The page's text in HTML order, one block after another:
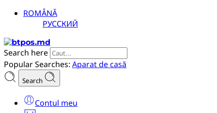
ROMÂNĂ
РУССКИЙ
Search here
Popular Searches: Aparat de casă
Search
Contul meu